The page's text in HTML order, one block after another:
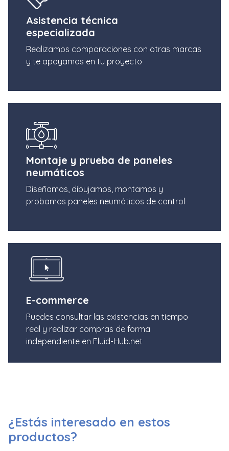
Asistencia técnica
especializada
Realizamos comparaciones con otras marcas
y te apoyamos en tu proyecto
Montaje y prueba de paneles
neumáticos
Diseñamos, dibujamos, montamos y
probamos paneles neumáticos de control
E-commerce
Puedes consultar las existencias en tiempo
real y realizar compras de forma
independiente en Fluid-Hub.net
¿Estás interesado en estos
productos?